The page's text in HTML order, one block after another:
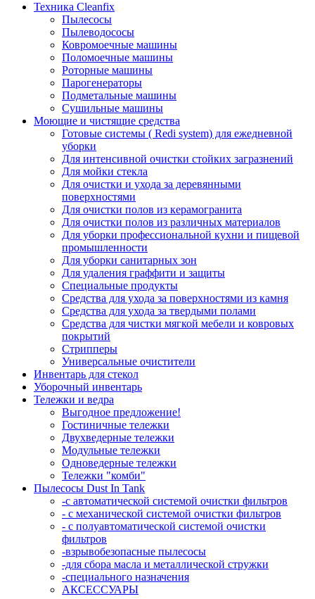
Техника Cleanfix
Пылесосы
Пылеводососы
Ковромоечные машины
Поломоечные машины
Роторные машины
Парогенераторы
Подметальные машины
Сушильные машины
Моющие и чистящие средства
Готовые системы ( Redi system) для ежедневной
уборки
Для интенсивной очистки стойких загразнений
Для мойки стекла
Для очистки и ухода за деревянными
поверхностями
Для очистки полов из керамогранита
Для очистки полов из различных материалов
Для уборки профессиональной кухни и пищевой
промышленности
Для уборки санитарных зон
Для удаления граффити и защиты
Специальные продукты
Средства для ухода за поверхностями из камня
Средства для ухода за твердыми полами
Средства для чистки мягкой мебели и ковровых
покрытий
Стрипперы
Универсальные очистители
Инвентарь для стекол
Уборочный инвентарь
Тележки и ведра
Выгодное предложение!
Гостиничные тележки
Двухведерные тележки
Модульные тележки
Одноведерные тележки
Тележки "комби"
Пылесосы Dust In Tank
-с автоматической системой очистки фильтров
- с механической системой очистки фильтров
- с полуавтоматической системой очистки
фильтров
-взрывобезопасные пылесосы
-для сбора масла и металлической стружки
-специального назначения
АКСЕССУАРЫ